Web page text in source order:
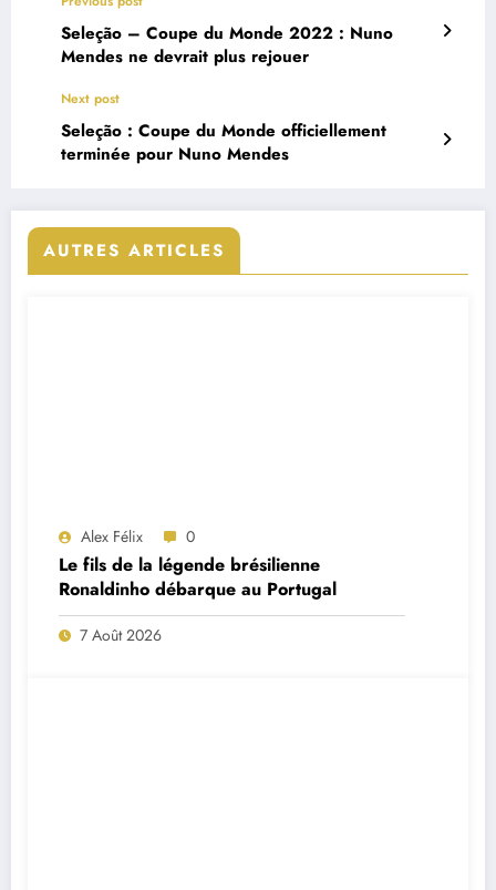
Seleção – Coupe du Monde 2022 : Nuno
Mendes ne devrait plus rejouer
Next post
Seleção : Coupe du Monde officiellement
terminée pour Nuno Mendes
AUTRES ARTICLES
Alex Félix 0
Le fils de la légende brésilienne
Ronaldinho débarque au Portugal
7 Août 2026